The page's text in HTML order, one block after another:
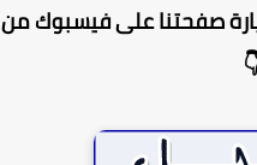
صفحتنا على فيسبوك من